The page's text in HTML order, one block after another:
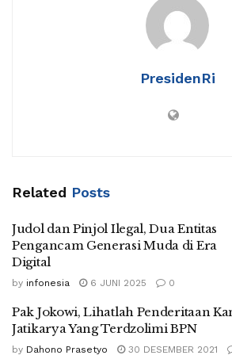
PresidenRi
Related Posts
Judol dan Pinjol Ilegal, Dua Entitas
Pengancam Generasi Muda di Era
Digital
by infonesia 6 JUNI 2025 0
Pak Jokowi, Lihatlah Penderitaan
Jatikarya Yang Terdzolimi BPN
by Dahono Prasetyo 30 DESEMBER 2021